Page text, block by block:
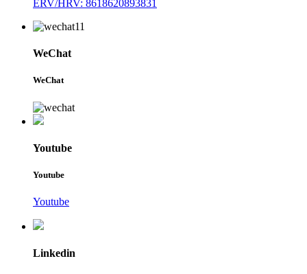
ERV/HRV: 8618620893831
WeChat
WeChat
Youtube
Youtube
Youtube
Linkedin